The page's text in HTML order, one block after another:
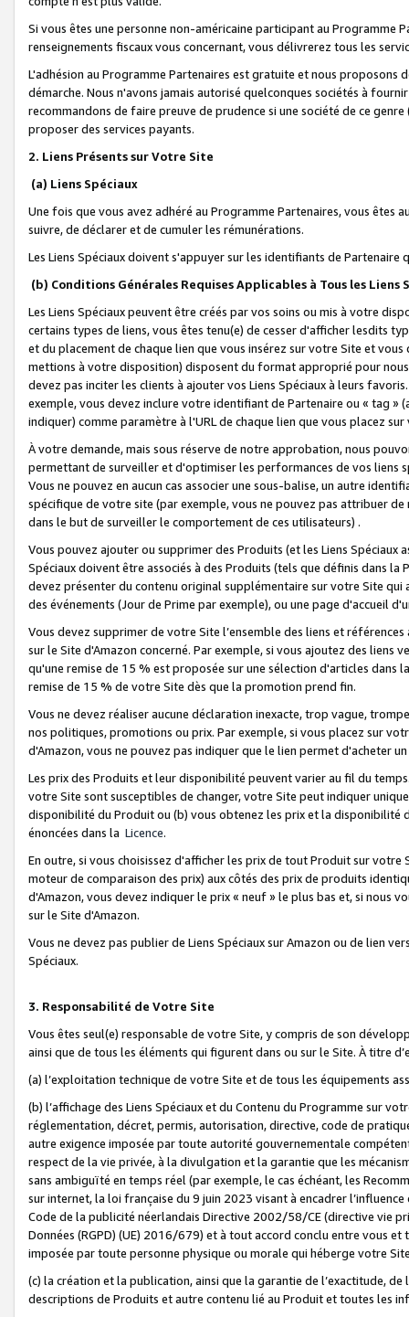
Si vous êtes une personne non-américaine participant au
renseignements fiscaux vous concernant, vous délivrerez tous les
L'adhésion au Programme Partenaires est gratuite et nous proposons
démarche. Nous n'avons jamais autorisé quelconques sociétés à
recommandons de faire preuve de prudence si une société de ce
proposer des services payants.
2. Liens Présents sur Votre Site
(a) Liens Spéciaux
Une fois que vous avez adhéré au Programme Partenaires, vous êtes
suivre, de déclarer et de cumuler les rémunérations.
Les Liens Spéciaux doivent s'appuyer sur les identifiants de Partenaire
(b) Conditions Générales Requises Applicables à Tous les Liens
Les Liens Spéciaux peuvent être créés par vos soins ou mis à votre
certains types de liens, vous êtes tenu(e) de cesser d'afficher lesdits
et du placement de chaque lien que vous insérez sur votre Site et
mettions à votre disposition) disposent du format approprié pour
devez pas inciter les clients à ajouter vos Liens Spéciaux à leurs
exemple, vous devez inclure votre identifiant de Partenaire ou « tag
indiquer) comme paramètre à l'URL de chaque lien que vous placez
À votre demande, mais sous réserve de notre approbation, nous
permettant de surveiller et d'optimiser les performances de vos liens
Vous ne pouvez en aucun cas associer une sous-balise, un autre
spécifique de votre site (par exemple, vous ne pouvez pas attribuer
dans le but de surveiller le comportement de ces utilisateurs) .
Vous pouvez ajouter ou supprimer des Produits (et les Liens
Spéciaux doivent être associés à des Produits (tels que définis dans
devez présenter du contenu original supplémentaire sur votre Site qui
des événements (Jour de Prime par exemple), ou une page d'accueil
Vous devez supprimer de votre Site l’ensemble des liens et
sur le Site d'Amazon concerné. Par exemple, si vous ajoutez des
qu'une remise de 15 % est proposée sur une sélection d'articles
remise de 15 % de votre Site dès que la promotion prend fin.
Vous ne devez réaliser aucune déclaration inexacte, trop vague,
nos politiques, promotions ou prix. Par exemple, si vous placez sur
d'Amazon, vous ne pouvez pas indiquer que le lien permet d'acheter
Les prix des Produits et leur disponibilité peuvent varier au fil du
votre Site sont susceptibles de changer, votre Site peut indiquer
disponibilité du Produit ou (b) vous obtenez les prix et la disponibilité
énoncées dans la Licence.
En outre, si vous choisissez d'afficher les prix de tout Produit sur
moteur de comparaison des prix) aux côtés des prix de produits
d'Amazon, vous devez indiquer le prix « neuf » le plus bas et, si nous
sur le Site d'Amazon.
Vous ne devez pas publier de Liens Spéciaux sur Amazon ou de lien
Spéciaux.
3. Responsabilité de Votre Site
Vous êtes seul(e) responsable de votre Site, y compris de son
ainsi que de tous les éléments qui figurent dans ou sur le Site. À titre
(a) l’exploitation technique de votre Site et de tous les équipements
(b) l’affichage des Liens Spéciaux et du Contenu du Programme sur
réglementation, décret, permis, autorisation, directive, code de
autre exigence imposée par toute autorité gouvernementale
respect de la vie privée, à la divulgation et la garantie que les
sans ambiguïté en temps réel (par exemple, le cas échéant, les
sur internet, la loi française du 9 juin 2023 visant à encadrer
Code de la publicité néerlandais Directive 2002/58/CE (directive vie
Données (RGPD) (UE) 2016/679) et à tout accord conclu entre vous
imposée par toute personne physique ou morale qui héberge votre
(c) la création et la publication, ainsi que la garantie de l’exactitude,
descriptions de Produits et autre contenu lié au Produit et toutes les